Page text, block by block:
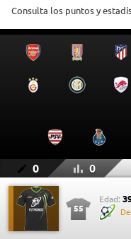
Consulta los puntos y
0 0
55
Edad: